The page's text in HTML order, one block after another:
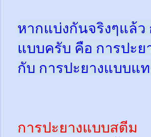
หากแบ่งกันจริงๆแล้ว
แบบครับ คือ การปะ
กับ การปะยางแบบแ
การปะยางแบบสตีม